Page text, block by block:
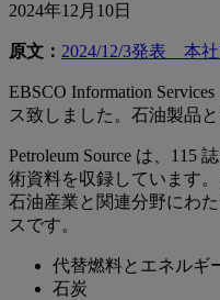
2024年12月10日
原文： 2024/12/3発表 本
EBSCO Information
ス致しました。石油製品
Petroleum Source は、
術資料を収録しています
石油産業と関連分野にわ
スです。
代替燃料とエネルギ
石炭